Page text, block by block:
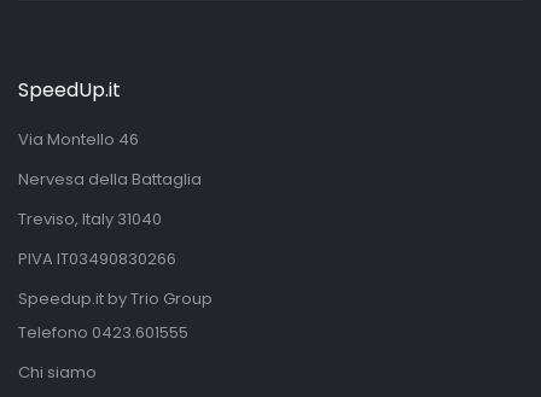
SpeedUp.it
Via Montello 46
Nervesa della Battaglia
Treviso, Italy 31040
PIVA IT03490830266
Speedup.it by Trio Group
Telefono 0423.601555
Chi siamo